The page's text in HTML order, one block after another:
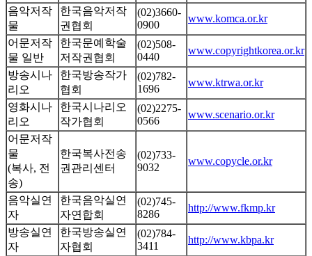
음악저작
물
한국음악저작
권협회
(02)3660-
0900
www.komca.or.kr
어문저작
물 일반
한국문예학술
저작권협회
(02)508-
0440
www.copyrightkorea.or.kr
방송시나
리오
한국방송작가
협회
(02)782-
1696
www.ktrwa.or.kr
영화시나
리오
한국시나리오
작가협회
(02)2275-
0566
www.scenario.or.kr
어문저작
물
(복사, 전
송)
한국복사전송
권관리센터
(02)733-
9032
www.copycle.or.kr
음악실연
자
한국음악실연
자연합회
(02)745-
8286
http://www.fkmp.kr
방송실연
자
한국방송실연
자협회
(02)784-
3411
http://www.kbpa.kr